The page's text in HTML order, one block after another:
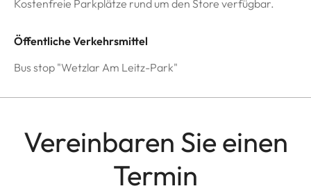
Kostenfreie Parkplätze rund um den Store verfügbar.
Öffentliche Verkehrsmittel
Bus stop "Wetzlar Am Leitz-Park"
Vereinbaren Sie einen
Termin